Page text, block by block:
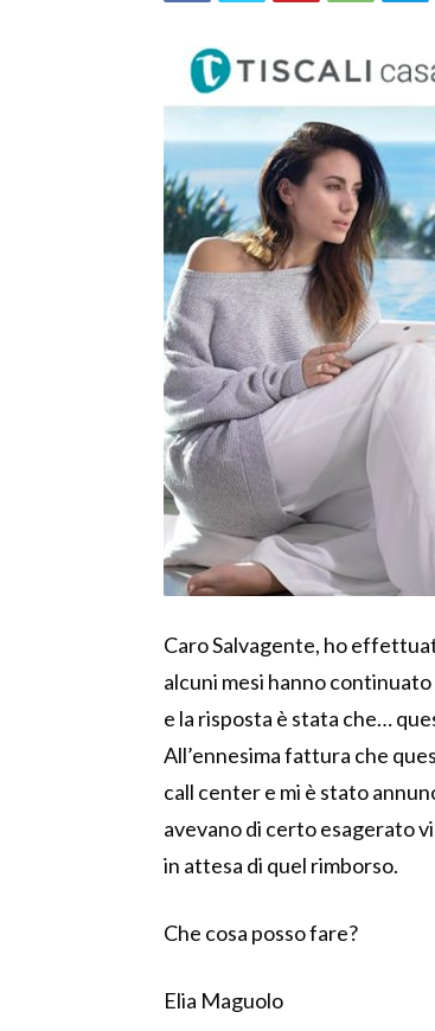
Caro Salvagente, ho
alcuni mesi hanno
e la risposta è stata che…
All’ennesima fattura che
call center e mi è stato
avevano di certo esagerato
in attesa di quel rimborso.
Che cosa posso fare?
Elia Maguolo